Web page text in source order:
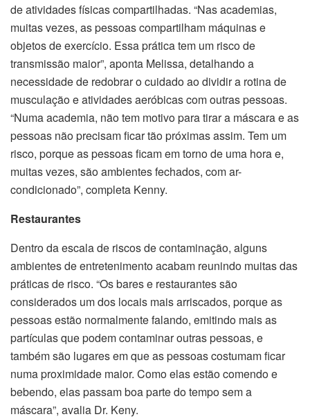
de atividades físicas compartilhadas. “Nas academias,
muitas vezes, as pessoas compartilham máquinas e
objetos de exercício. Essa prática tem um risco de
transmissão maior”, aponta Melissa, detalhando a
necessidade de redobrar o cuidado ao dividir a rotina de
musculação e atividades aeróbicas com outras pessoas.
“Numa academia, não tem motivo para tirar a máscara e as
pessoas não precisam ficar tão próximas assim. Tem um
risco, porque as pessoas ficam em torno de uma hora e,
muitas vezes, são ambientes fechados, com ar-
condicionado”, completa Kenny.
Restaurantes
Dentro da escala de riscos de contaminação, alguns
ambientes de entretenimento acabam reunindo muitas das
práticas de risco. “Os bares e restaurantes são
considerados um dos locais mais arriscados, porque as
pessoas estão normalmente falando, emitindo mais as
partículas que podem contaminar outras pessoas, e
também são lugares em que as pessoas costumam ficar
numa proximidade maior. Como elas estão comendo e
bebendo, elas passam boa parte do tempo sem a
máscara”, avalia Dr. Keny.